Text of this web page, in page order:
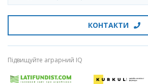
КОНТАКТИ
Підвищуйте аграрний IQ